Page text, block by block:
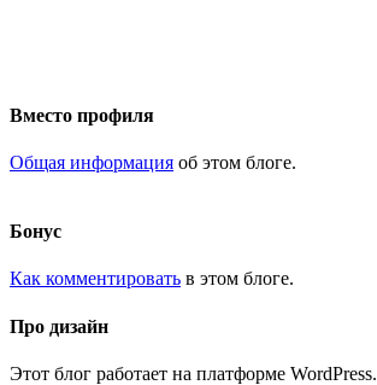
Вместо профиля
Общая информация об этом блоге.
Бонус
Как комментировать в этом блоге.
Про дизайн
Этот блог работает на платформе WordPress.